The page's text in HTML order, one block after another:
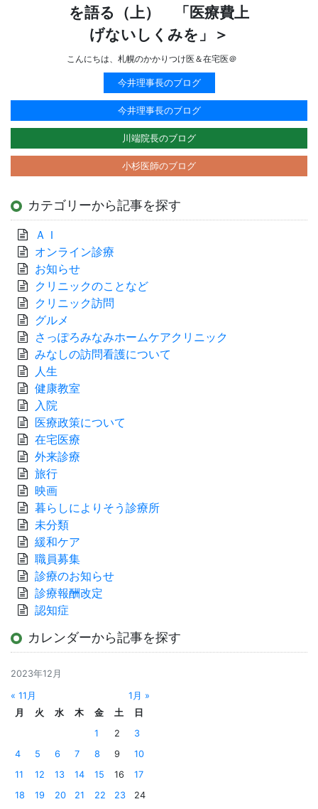
を語る（上） 「医療費上
げないしくみを」＞
こんにちは、札幌のかかりつけ医＆在宅医＠
今井理事長のブログ
今井理事長のブログ
川端院長のブログ
小杉医師のブログ
カテゴリーから記事を探す
ＡＩ
オンライン診療
お知らせ
クリニックのことなど
クリニック訪問
グルメ
さっぽろみなみホームケアクリニック
みなしの訪問看護について
人生
健康教室
入院
医療政策について
在宅医療
外来診療
旅行
映画
暮らしによりそう診療所
未分類
緩和ケア
職員募集
診療のお知らせ
診療報酬改定
認知症
カレンダーから記事を探す
2023年12月
« 11月
1月 »
月
火 水 木 金 土
日
1
2
3
4
5 6 7 8 9
10
11
12 13 14 15 16
17
18
19 20 21 22 23 24